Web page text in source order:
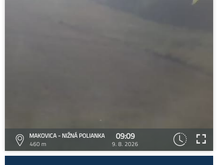
MAKOVICA - NIŽNÁ POLIANKA
460 m
09:09
9. 8. 2026